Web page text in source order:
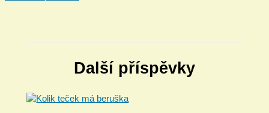
Další příspěvky